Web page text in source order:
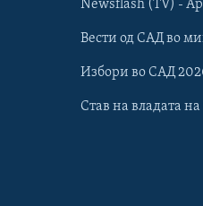
Newsflash (TV) -
Вести од САД во
Избори во САД
Став на владата